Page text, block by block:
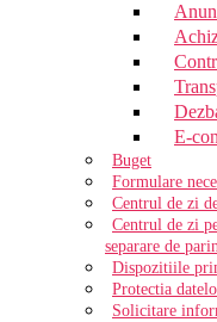
E-
Buget
Formulare
Centrul de zi
Centrul de zi
separare de
Dispozitiile
Protectia
Solicitare